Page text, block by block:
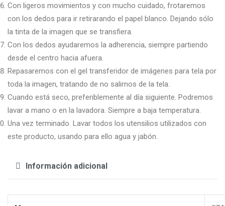
Con ligeros movimientos y con mucho cuidado, frotaremos
con los dedos para ir retirarando el papel blanco. Dejando sólo
la tinta de la imagen que se transfiera.
Con los dedos ayudaremos la adherencia, siempre partiendo
desde el centro hacia afuera.
Repasaremos con el gel transferidor de imágenes para tela por
toda la imagen, tratando de no salirnos de la tela.
Cuando está seco, preferiblemente al día siguiente. Podremos
lavar a mano o en la lavadora. Siempre a baja temperatura.
Una vez terminado. Lavar todos los utensilios utilizados con
este producto, usando para ello agua y jabón.
Información adicional